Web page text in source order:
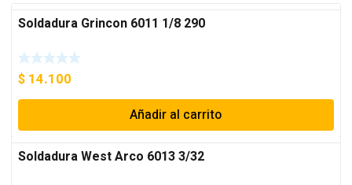
Soldadura Grincon 6011 1/8 290
$ 14.100
Añadir al carrito
Soldadura West Arco 6013 3/32